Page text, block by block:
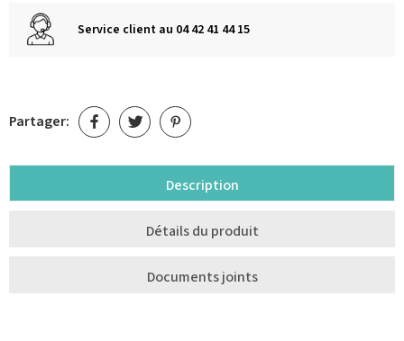
Service client au 04 42 41 44 15
Partager:
Description
Détails du produit
Documents joints